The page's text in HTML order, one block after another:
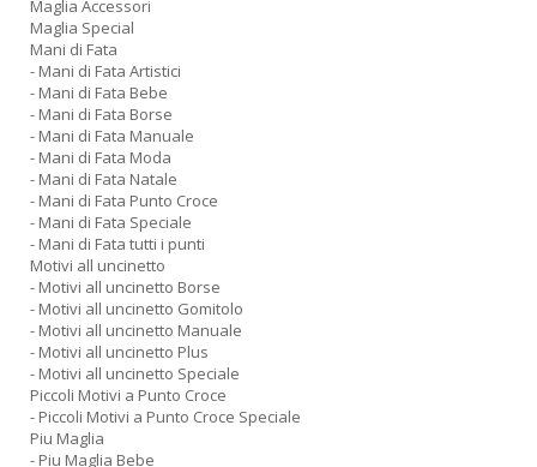
Maglia Accessori
Maglia Special
Mani di Fata
- Mani di Fata Artistici
- Mani di Fata Bebe
- Mani di Fata Borse
- Mani di Fata Manuale
- Mani di Fata Moda
- Mani di Fata Natale
- Mani di Fata Punto Croce
- Mani di Fata Speciale
- Mani di Fata tutti i punti
Motivi all uncinetto
- Motivi all uncinetto Borse
- Motivi all uncinetto Gomitolo
- Motivi all uncinetto Manuale
- Motivi all uncinetto Plus
- Motivi all uncinetto Speciale
Piccoli Motivi a Punto Croce
- Piccoli Motivi a Punto Croce Speciale
Piu Maglia
- Piu Maglia Bebe